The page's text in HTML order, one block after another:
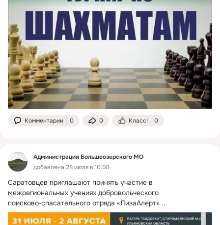
Комментарии 0 0 Класс! 0
Администрация Большеозерского МО
добавлена 28 июля в 10:50
Саратовцев приглашают принять участие в
межрегиональных учениях добровольческого
поисково‑спасательного отряда «ЛизаАлерт» ...